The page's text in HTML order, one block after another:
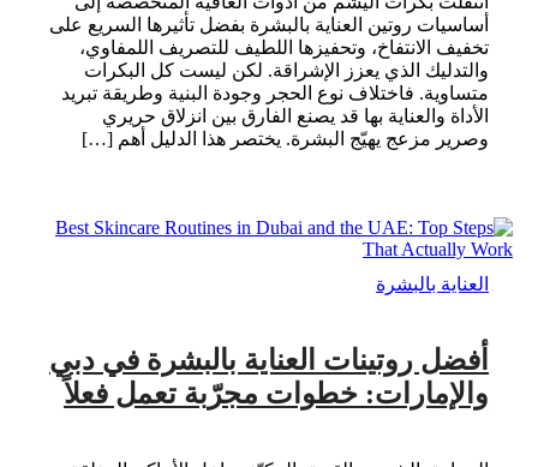
أساسيات روتين العناية بالبشرة بفضل تأثيرها السريع على
تخفيف الانتفاخ، وتحفيزها اللطيف للتصريف اللمفاوي،
والتدليك الذي يعزز الإشراقة. لكن ليست كل البكرات
متساوية. فاختلاف نوع الحجر وجودة البنية وطريقة تبريد
الأداة والعناية بها قد يصنع الفارق بين انزلاق حريري
وصرير مزعج يهيّج البشرة. يختصر هذا الدليل أهم […]
العناية بالبشرة
أفضل روتينات العناية بالبشرة في دبي
والإمارات: خطوات مجرّبة تعمل فعلاً